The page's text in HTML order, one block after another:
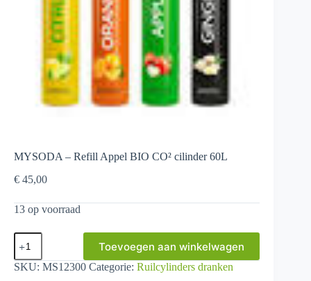
MYSODA – Refill Appel BIO CO² cilinder 60L
€ 45,00
13 op voorraad
MYSODA
Refill
Appel
Toevoegen aan winkelwagen
SKU: MS12300 Categorie: Ruilcylinders dranken